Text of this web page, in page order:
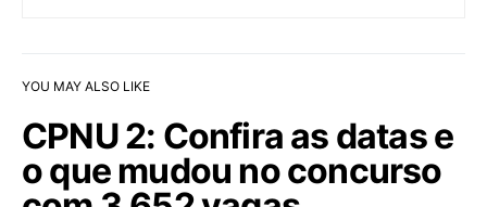
YOU MAY ALSO LIKE
CPNU 2: Confira as datas e
o que mudou no concurso